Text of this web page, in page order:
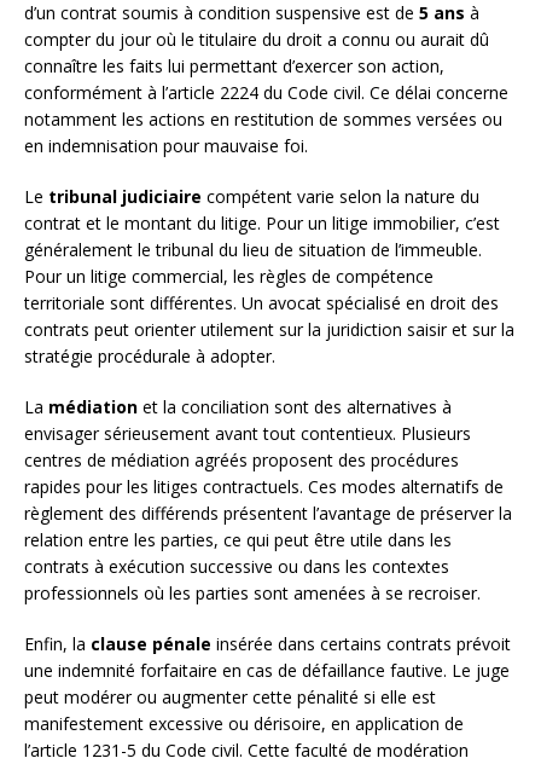
d’un contrat soumis à condition suspensive est de 5 ans à
compter du jour où le titulaire du droit a connu ou aurait dû
connaître les faits lui permettant d’exercer son action,
conformément à l’article 2224 du Code civil. Ce délai concerne
notamment les actions en restitution de sommes versées ou
en indemnisation pour mauvaise foi.
Le tribunal judiciaire compétent varie selon la nature du
contrat et le montant du litige. Pour un litige immobilier, c’est
généralement le tribunal du lieu de situation de l’immeuble.
Pour un litige commercial, les règles de compétence
territoriale sont différentes. Un avocat spécialisé en droit des
contrats peut orienter utilement sur la juridiction saisir et sur la
stratégie procédurale à adopter.
La médiation et la conciliation sont des alternatives à
envisager sérieusement avant tout contentieux. Plusieurs
centres de médiation agréés proposent des procédures
rapides pour les litiges contractuels. Ces modes alternatifs de
règlement des différends présentent l’avantage de préserver la
relation entre les parties, ce qui peut être utile dans les
contrats à exécution successive ou dans les contextes
professionnels où les parties sont amenées à se recroiser.
Enfin, la clause pénale insérée dans certains contrats prévoit
une indemnité forfaitaire en cas de défaillance fautive. Le juge
peut modérer ou augmenter cette pénalité si elle est
manifestement excessive ou dérisoire, en application de
l’article 1231-5 du Code civil. Cette faculté de modération